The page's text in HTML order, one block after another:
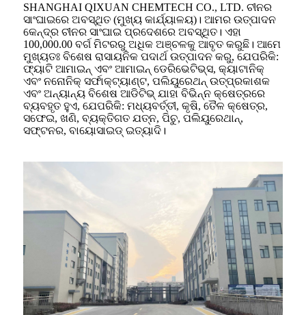
SHANGHAI QIXUAN CHEMTECH CO., LTD. ଚୀନର
ସାଂଘାଇରେ ଅବସ୍ଥିତ (ମୁଖ୍ୟ କାର୍ଯ୍ୟାଳୟ)। ଆମର ଉତ୍ପାଦନ
କେନ୍ଦ୍ର ଚୀନର ସାଂଘାଇ ପ୍ରଦେଶରେ ଅବସ୍ଥିତ। ଏହା
100,000.00 ବର୍ଗ ମିଟରରୁ ଅଧିକ ଅଞ୍ଚଳକୁ ଆବୃତ କରୁଛି। ଆମେ
ମୁଖ୍ୟତଃ ବିଶେଷ ରାସାୟନିକ ପଦାର୍ଥ ଉତ୍ପାଦନ କରୁ, ଯେପରିକି:
ଫ୍ୟାଟି ଆମାଇନ୍ ଏବଂ ଆମାଇନ୍ ଡେରିଭେଟିଭ୍ସ, କ୍ୟାଟାନିକ୍
ଏବଂ ନନୋନିକ୍ ସର୍ଫାକ୍ଟ୍ୟାଣ୍ଟ, ପଲିୟୁରେଥନ୍ ଉତ୍ପ୍ରକାଶକ
ଏବଂ ଅନ୍ୟାନ୍ୟ ବିଶେଷ ଆଡିଟିଭ୍ ଯାହା ବିଭିନ୍ନ କ୍ଷେତ୍ରରେ
ବ୍ୟବହୃତ ହୁଏ, ଯେପରିକି: ମଧ୍ୟବର୍ତ୍ତୀ, କୃଷି, ତୈଳ କ୍ଷେତ୍ର,
ସଫେଇ, ଖଣି, ବ୍ୟକ୍ତିଗତ ଯତ୍ନ, ପିଚୁ, ପଲିୟୁରେଥାନ୍,
ସଫ୍ଟନର, ବାୟୋସାଇଡ୍ ଇତ୍ୟାଦି।